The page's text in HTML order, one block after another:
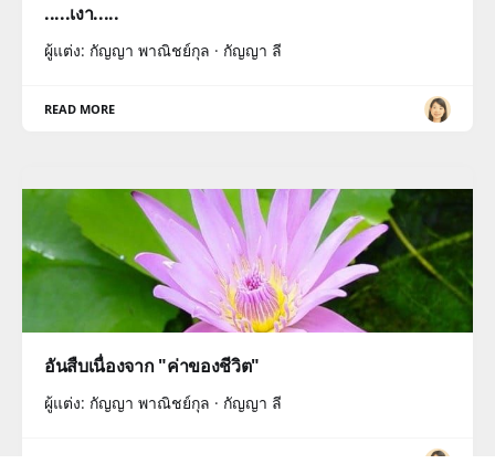
.....เงา.....
ผู้แต่ง: กัญญา พาณิชย์กุล · กัญญา ลี
READ MORE
อันสืบเนื่องจาก "ค่าของชีวิต"
ผู้แต่ง: กัญญา พาณิชย์กุล · กัญญา ลี